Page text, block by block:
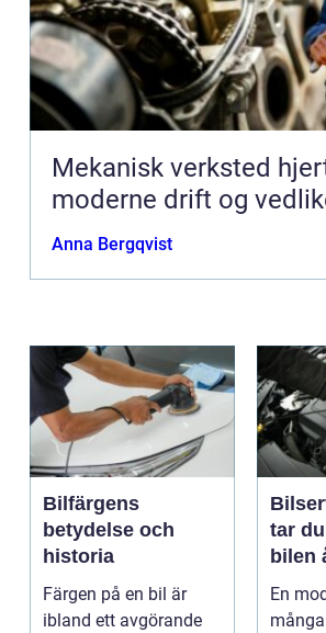
Mekanisk verksted hjertet i
moderne drift og
Anna Bergqvist
Bilfärgens
betydelse och
historia
Färgen på en bil är
ibland ett avgörande
tar
bilen
En